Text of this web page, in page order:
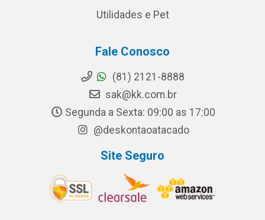
Utilidades e Pet
Fale Conosco
(81) 2121-8888
sak@kk.com.br
Segunda a Sexta: 09:00 as 17:00
@deskontaoatacado
Site Seguro